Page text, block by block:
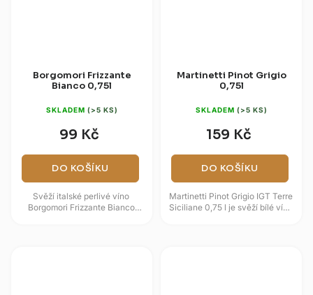
Borgomori Frizzante
Bianco 0,75l
SKLADEM (>5 KS)
99 Kč
DO KOŠÍKU
Svěží italské perlivé víno
Borgomori Frizzante Bianco
Martinetti Pinot Grigio
0,75l
SKLADEM (>5 KS)
159 Kč
DO KOŠÍKU
Martinetti Pinot Grigio IGT Terre
Siciliane 0,75 l je svěží bílé víno